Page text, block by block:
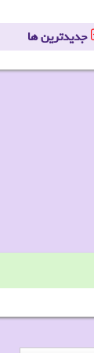
جدیدترین ها